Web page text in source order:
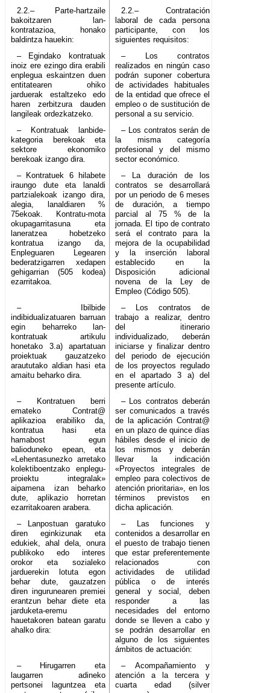
2.2.– Parte-hartzaile
bakoitzaren lan-
kontratazioa, honako
baldintza hauekin:
2.2.– Contratación
laboral de cada persona
participante, con los
siguientes requisitos:
– Egindako kontratuak
inoiz ere ezingo dira erabili
enplegua eskaintzen duen
entitatearen ohiko
jarduerak estaltzeko edo
haren zerbitzura dauden
langileak ordezkatzeko.
– Los contratos
realizados en ningún caso
podrán suponer cobertura
de actividades habituales
de la entidad que ofrece el
empleo o de sustitución de
personal a su servicio.
– Kontratuak lanbide-
kategoria berekoak eta
sektore ekonomiko
berekoak izango dira.
– Los contratos serán de
la misma categoría
profesional y del mismo
sector económico.
– Kontratuek 6 hilabete
iraungo dute eta lanaldi
partzialekoak izango dira,
alegia, lanaldiaren %
75ekoak. Kontratu-mota
okupagarritasuna eta
laneratzea hobetzeko
kontratua izango da,
Enpleguaren Legearen
bederatzigarren xedapen
gehigarrian (505 kodea)
ezarritakoa.
– La duración de los
contratos se desarrollará
por un periodo de 6 meses
de duración, a tiempo
parcial al 75 % de la
jornada. El tipo de contrato
será el contrato para la
mejora de la ocupabilidad
y la inserción laboral
establecido en la
Disposición adicional
novena de la Ley de
Empleo (Código 505).
– Ibilbide
indibidualizatuaren barruan
egin beharreko lan-
kontratuak artikulu
honetako 3.a) apartatuan
proiektuak gauzatzeko
araututako aldian hasi eta
amaitu beharko dira.
– Los contratos de
trabajo a realizar, dentro
del itinerario
individualizado, deberán
iniciarse y finalizar dentro
del periodo de ejecución
de los proyectos regulado
en el apartado 3 a) del
presente artículo.
– Kontratuen berri
emateko Contrat@
aplikazioa erabiliko da,
kontratua hasi eta
hamabost egun
balioduneko epean, eta
«Lehentasunezko arretako
kolektiboentzako enplegu-
proiektu integralak»
aipamena izan beharko
dute, aplikazio horretan
ezarritakoaren arabera.
– Los contratos deberán
ser comunicados a través
de la aplicación Contrat@
en un plazo de quince días
hábiles desde el inicio de
los mismos y deberán
llevar la indicación
«Proyectos integrales de
empleo para colectivos de
atención prioritaria», en los
términos previstos en
dicha aplicación.
– Lanpostuan garatuko
diren eginkizunak eta
edukiek, ahal dela, onura
publikoko edo interes
orokor eta sozialeko
jarduerekin lotuta egon
behar dute, gauzatzen
diren ingurunearen premiei
erantzun behar diete eta
jarduketa-eremu
hauetakoren batean garatu
ahalko dira:
– Las funciones y
contenidos a desarrollar en
el puesto de trabajo tienen
que estar preferentemente
relacionados con
actividades de utilidad
pública o de interés
general y social, deben
responder a las
necesidades del entorno
donde se lleven a cabo y
se podrán desarrollar en
alguno de los siguientes
ámbitos de actuación:
– Hirugarren eta
laugarren adineko
pertsonei laguntzea eta
– Acompañamiento y
atención a la tercera y
cuarta edad (silver